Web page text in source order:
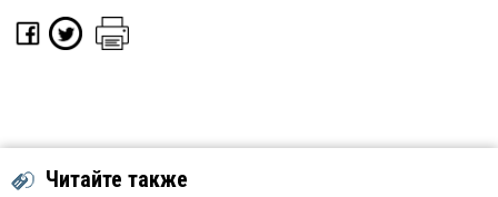
Читайте также